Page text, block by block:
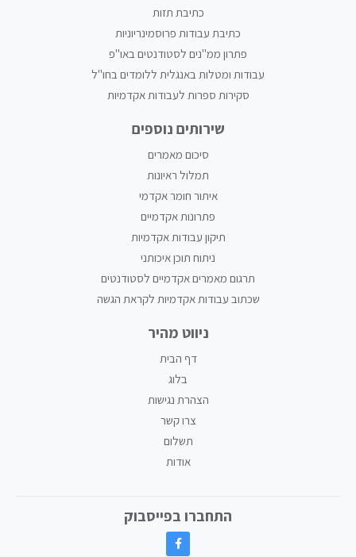
כתיבת תזות
כתיבת עבודות פרוסמינריוניות
פתרון ממ"נים לסטודנטים באו"פ
עבודות ומטלות באנגלית ללומדים בחו"ל
סקירות ספרות לעבודות אקדמיות
שירותים נוספים
סיכום מאמרים
תמלול ראיונות
איתור חומר אקדמי
פתרונות אקדמיים
תיקון עבודות אקדמיות
ניתוח תוכן איכותני
תרגום מאמרים אקדמיים לסטודנטים
שכתוב עבודות אקדמיות לקראת הגשה
ניווט מהיר
דף הבית
בלוג
הצהרת נגישות
צרו קשר
תשלום
אודות
התחברו בפייסבוק